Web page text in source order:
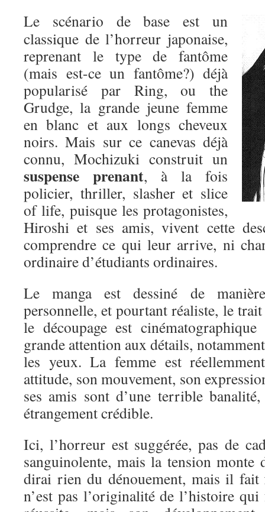
Le scénario de base est un
classique de l’horreur japonaise,
reprenant le type de fantôme
(mais est-ce un fantôme?) déjà
popularisé par Ring, ou the
Grudge, la grande jeune femme
en blanc et aux longs cheveux
noirs. Mais sur ce canevas déjà
connu, Mochizuki construit un
suspense prenant, à la fois
policier, thriller, slasher et slice
of life, puisque les protagonistes,
Hiroshi et ses amis, vivent cette
comprendre ce qui leur arrive, ni
ordinaire d’étudiants ordinaires.
Le manga est dessiné de
personnelle, et pourtant réaliste, le
le découpage est
grande attention aux détails,
les yeux. La femme est
attitude, son mouvement, son
ses amis sont d’une terrible
étrangement crédible.
Ici, l’horreur est suggérée, pas de
sanguinolente, mais la tension monte
dirai rien du dénouement, mais il fait
n’est pas l’originalité de l’histoire